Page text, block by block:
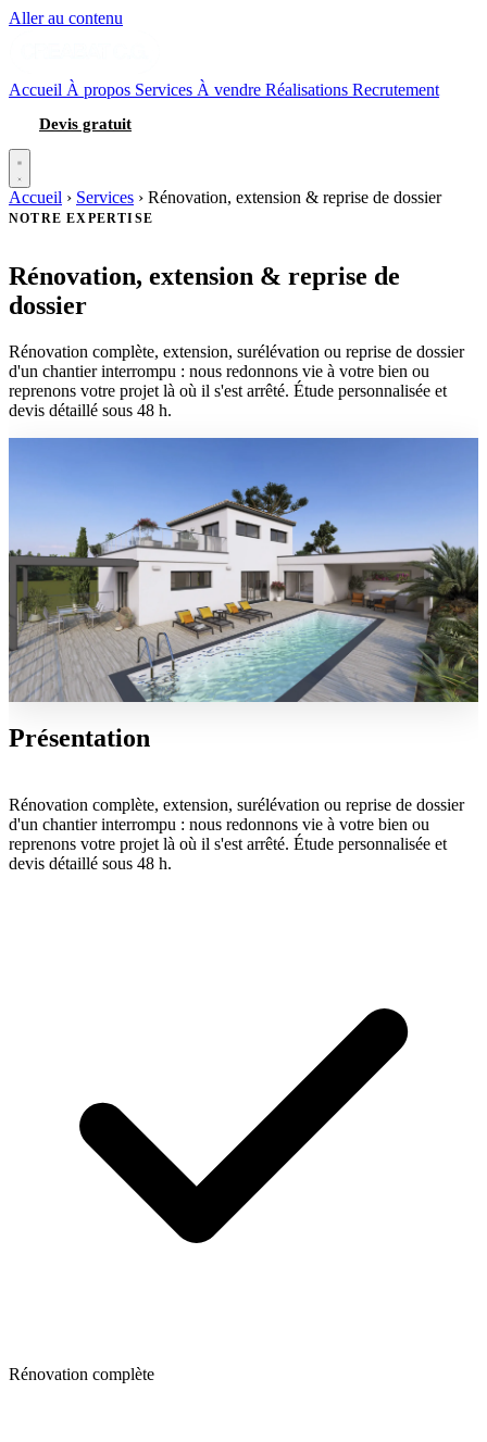
Aller au contenu
Accueil À propos Services À vendre Réalisations Recrutement
Devis gratuit
Accueil › Services › Rénovation, extension & reprise de dossier
NOTRE EXPERTISE
Rénovation, extension & reprise de
dossier
Rénovation complète, extension, surélévation ou reprise de dossier
d'un chantier interrompu : nous redonnons vie à votre bien ou
reprenons votre projet là où il s'est arrêté. Étude personnalisée et
devis détaillé sous 48 h.
Présentation
Rénovation complète, extension, surélévation ou reprise de dossier
d'un chantier interrompu : nous redonnons vie à votre bien ou
reprenons votre projet là où il s'est arrêté. Étude personnalisée et
devis détaillé sous 48 h.
Rénovation complète